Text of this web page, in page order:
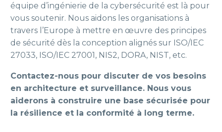
équipe d’ingénierie de la cybersécurité est là pour
vous soutenir. Nous aidons les organisations à
travers l’Europe à mettre en œuvre des principes
de sécurité dès la conception alignés sur ISO/IEC
27033, ISO/IEC 27001, NIS2, DORA, NIST, etc.
Contactez-nous pour discuter de vos besoins
en architecture et surveillance. Nous vous
aiderons à construire une base sécurisée pour
la résilience et la conformité à long terme.